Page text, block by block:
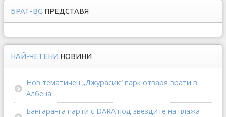
БРАТ-BG ПРЕДСТАВЯ
НАЙ-ЧЕТЕНИ НОВИНИ
Нов тематичен „Джурасик“ парк отваря врати в
Албена
Бангаранга парти с DARA под звездите на плажа